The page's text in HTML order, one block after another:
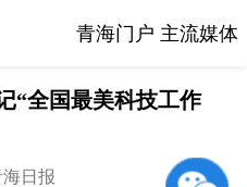
青海门户 主流媒体
全国最美科技工作
日报